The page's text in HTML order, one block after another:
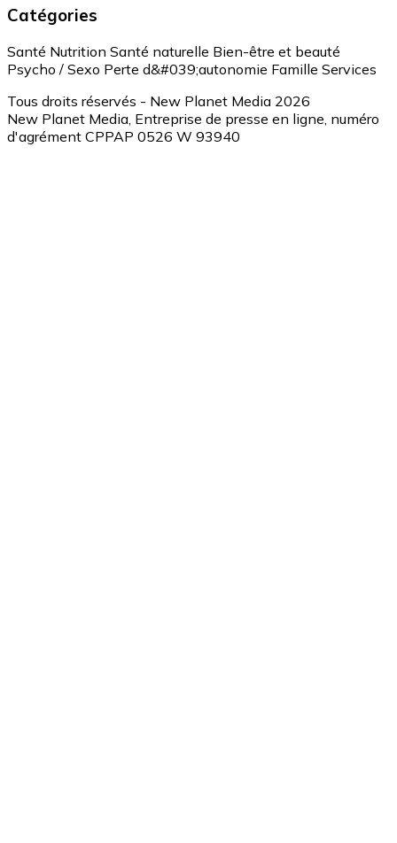
Catégories
Santé Nutrition Santé naturelle Bien-être et beauté
Psycho / Sexo Perte d&#039;autonomie Famille Services
Tous droits réservés - New Planet Media 2026
New Planet Media, Entreprise de presse en ligne, numéro
d'agrément CPPAP 0526 W 93940